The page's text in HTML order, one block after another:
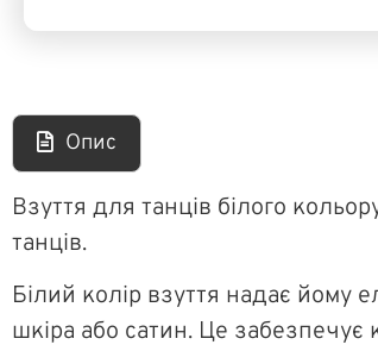
Опис
Взуття для танців білого
танців.
Білий колір взуття надає йому
шкіра або сатин. Це